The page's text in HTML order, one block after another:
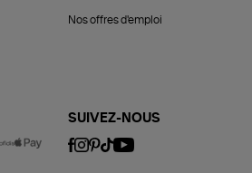
Nos offres d'emploi
SUIVEZ-NOUS